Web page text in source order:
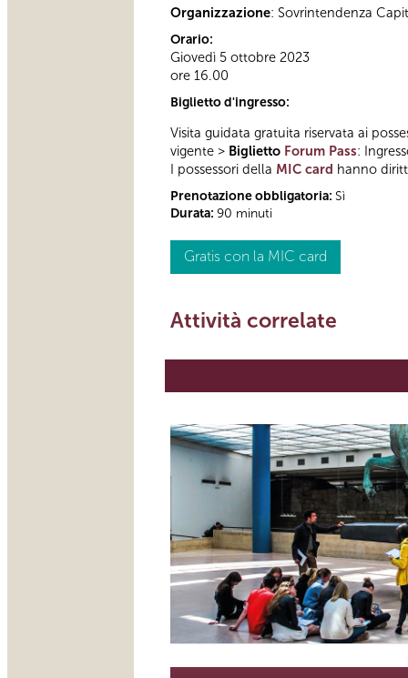
Organizzazione: Sovrintendenza
Orario:
Giovedì 5 ottobre 2023
ore 16.00
Biglietto d'ingresso:
Visita guidata gratuita riservata ai
vigente > Biglietto Forum Pass:
I possessori della MIC card hanno
Prenotazione obbligatoria: Sì
Durata: 90 minuti
Gratis con la MIC card
Attività correlate